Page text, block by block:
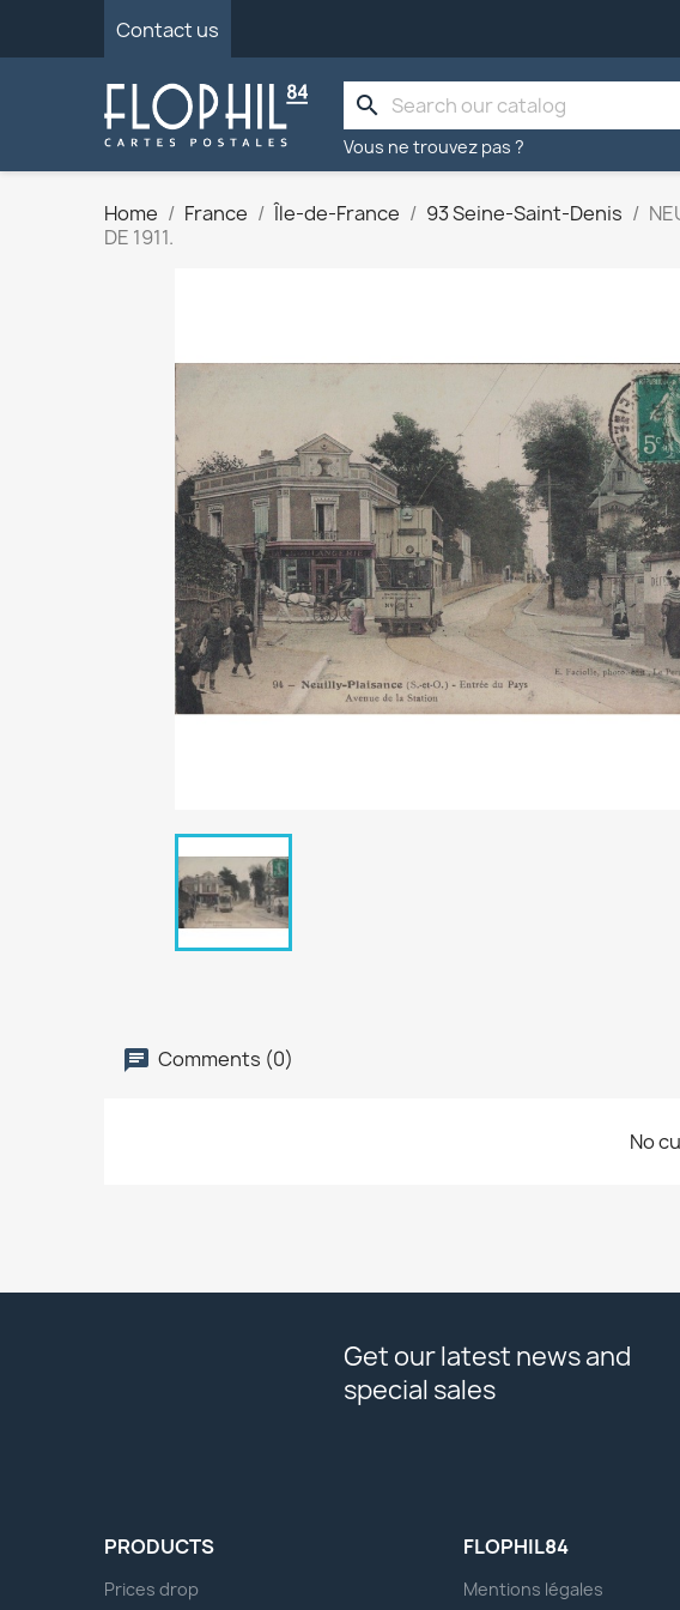
Contact us
search
Vous ne trouvez pas ?
Home France Île-de-France 93 Seine-Saint-Denis
DE 1911.
Comments (0)
No
Get our latest news and
special sales
PRODUCTS
Prices drop
FLOPHIL84
Mentions légales